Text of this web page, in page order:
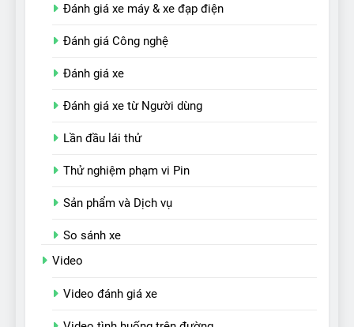
Đánh giá xe máy & xe đạp điện
Đánh giá Công nghệ
Đánh giá xe
Đánh giá xe từ Người dùng
Lần đầu lái thử
Thử nghiệm phạm vi Pin
Sản phẩm và Dịch vụ
So sánh xe
Video
Video đánh giá xe